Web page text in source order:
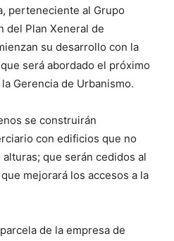
perteneciente al Grupo
del Plan Xeneral de
su desarrollo con la
será abordado el próximo
Gerencia de Urbanismo.
se construirán
con edificios que no
que serán cedidos al
mejorará los accesos a la
de la empresa de